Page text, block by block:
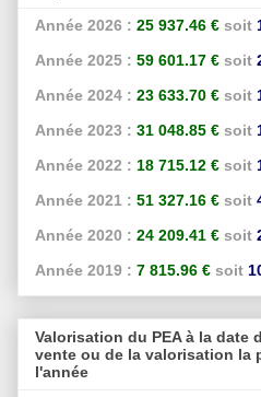
Année 2026 : 25 937.46 € soit
Année 2025 : 59 601.17 € soit
Année 2024 : 23 633.70 € soit
Année 2023 : 31 048.85 € soit
Année 2022 : 18 715.12 € soit
Année 2021 : 51 327.16 € soit
Année 2020 : 24 209.41 € soit
Année 2019 : 7 815.96 € soit
Valorisation du PEA à la date
vente ou de la valorisation la
l'année